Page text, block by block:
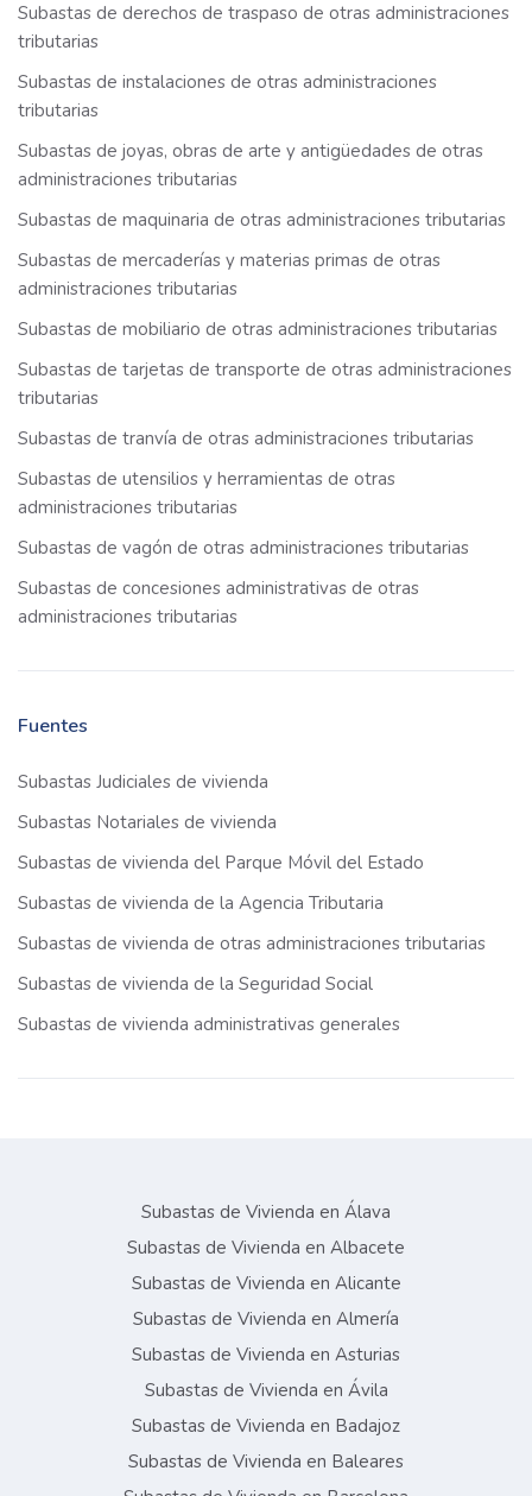
Subastas de derechos de traspaso de otras administraciones
tributarias
Subastas de instalaciones de otras administraciones
tributarias
Subastas de joyas, obras de arte y antigüedades de otras
administraciones tributarias
Subastas de maquinaria de otras administraciones tributarias
Subastas de mercaderías y materias primas de otras
administraciones tributarias
Subastas de mobiliario de otras administraciones tributarias
Subastas de tarjetas de transporte de otras administraciones
tributarias
Subastas de tranvía de otras administraciones tributarias
Subastas de utensilios y herramientas de otras
administraciones tributarias
Subastas de vagón de otras administraciones tributarias
Subastas de concesiones administrativas de otras
administraciones tributarias
Fuentes
Subastas Judiciales de vivienda
Subastas Notariales de vivienda
Subastas de vivienda del Parque Móvil del Estado
Subastas de vivienda de la Agencia Tributaria
Subastas de vivienda de otras administraciones tributarias
Subastas de vivienda de la Seguridad Social
Subastas de vivienda administrativas generales
Subastas de Vivienda en Álava
Subastas de Vivienda en Albacete
Subastas de Vivienda en Alicante
Subastas de Vivienda en Almería
Subastas de Vivienda en Asturias
Subastas de Vivienda en Ávila
Subastas de Vivienda en Badajoz
Subastas de Vivienda en Baleares